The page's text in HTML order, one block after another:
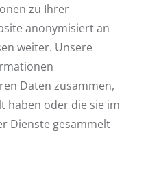
oben genannten Daten für den Zeitraum
einem Sternchen markierten Felder
zu Ihrer
anonymisiert an
weiter. Unsere
Daten zusammen,
haben oder die sie im
Dienste gesammelt